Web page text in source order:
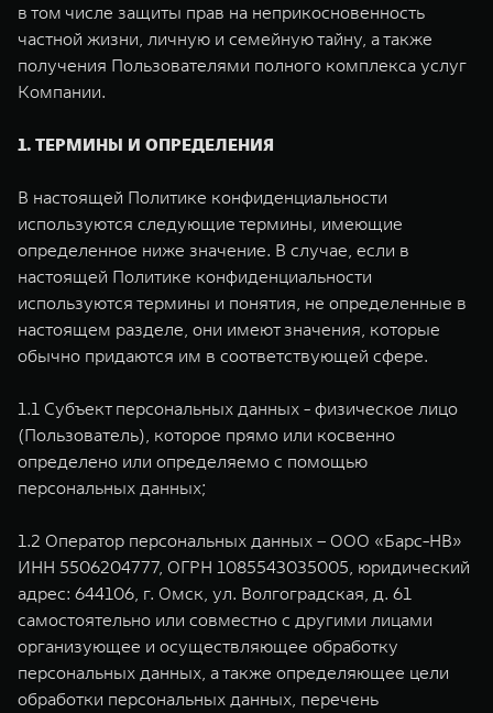
WEY 80
от 6 449 000 ₽
WEY 80 Лаундж
от 8 099 000 ₽
в том числе защиты прав на неприкосновенность
частной жизни, личную и семейную тайну, а также
получения Пользователями полного комплекса услуг
Компании.
1. ТЕРМИНЫ И ОПРЕДЕЛЕНИЯ
В настоящей Политике конфиденциальности
используются следующие термины, имеющие
определенное ниже значение. В случае, если в
настоящей Политике конфиденциальности
используются термины и понятия, не определенные в
настоящем разделе, они имеют значения, которые
обычно придаются им в соответствующей сфере.
1.1 Субъект персональных данных - физическое лицо
(Пользователь), которое прямо или косвенно
определено или определяемо с помощью
персональных данных;
1.2 Оператор персональных данных – ООО «Барс-НВ»
ИНН 5506204777, ОГРН 1085543035005, юридический
адрес: 644106, г. Омск, ул. Волгоградская, д. 61
самостоятельно или совместно с другими лицами
организующее и осуществляющее обработку
персональных данных, а также определяющее цели
обработки персональных данных, перечень